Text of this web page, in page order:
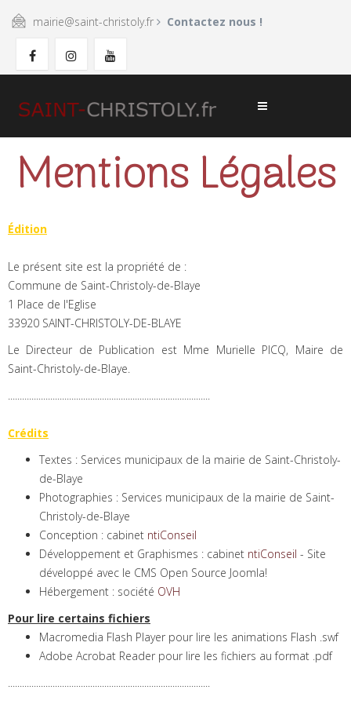
mairie@saint-christoly.fr Contactez nous !
Mentions Légales
Édition
Le présent site est la propriété de :
Commune de Saint-Christoly-de-Blaye
1 Place de l'Eglise
33920 SAINT-CHRISTOLY-DE-BLAYE
Le Directeur de Publication est Mme Murielle PICQ, Maire de
Saint-Christoly-de-Blaye.
......................................................................................
Crédits
Textes : Services municipaux de la mairie de Saint-Christoly-
de-Blaye
Photographies : Services municipaux de la mairie de Saint-
Christoly-de-Blaye
Conception : cabinet ntiConseil
Développement et Graphismes : cabinet ntiConseil - Site
développé avec le CMS Open Source Joomla!
Hébergement : société OVH
Pour lire certains fichiers
Macromedia Flash Player pour lire les animations Flash .swf
Adobe Acrobat Reader pour lire les fichiers au format .pdf
......................................................................................